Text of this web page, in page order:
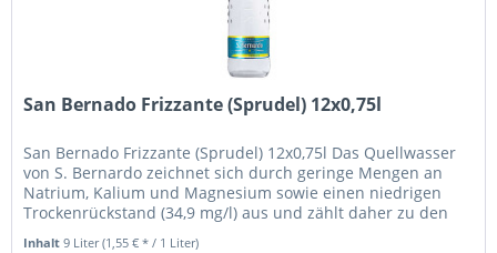
San Bernado Frizzante (Sprudel) 12x0,75l
San Bernado Frizzante (Sprudel) 12x0,75l Das Quellwasser
von S. Bernardo zeichnet sich durch geringe Mengen an
Natrium, Kalium und Magnesium sowie einen niedrigen
Trockenrückstand (34,9 mg/l) aus und zählt daher zu den
Inhalt9 Liter(1,55 € * / 1 Liter)